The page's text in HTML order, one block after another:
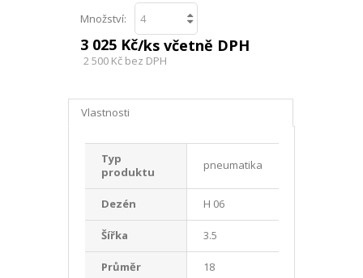
Množství:
3 025 Kč/ks včetně DPH
2 500 Kč bez DPH
Vlastnosti
Typ
produktu
pneumatika
Dezén H 06
Šířka 3.5
Průměr 18